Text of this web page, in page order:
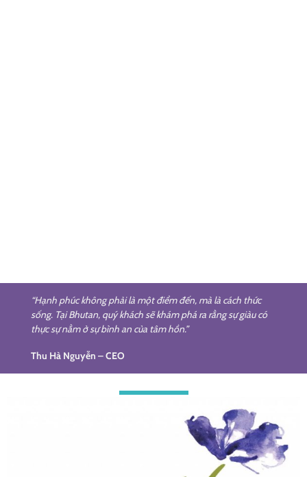
Phương tiện: Máy bay
“Hạnh phúc không phải là một điểm đến, mà là cách thức
sống. Tại Bhutan, quý khách sẽ khám phá ra rằng sự giàu có
thực sự nằm ở sự bình an của tâm hồn.”
Thu Hà Nguyễn – CEO